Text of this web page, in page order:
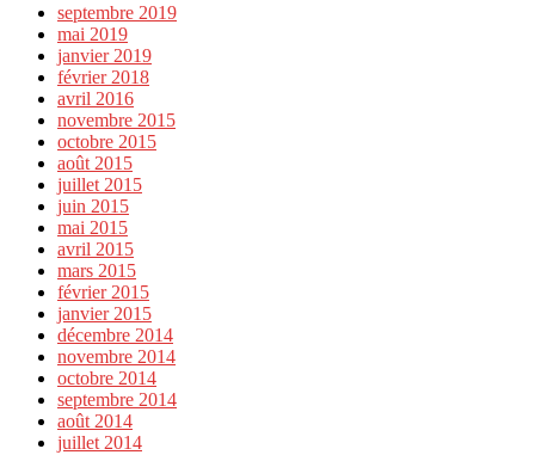
septembre 2019
mai 2019
janvier 2019
février 2018
avril 2016
novembre 2015
octobre 2015
août 2015
juillet 2015
juin 2015
mai 2015
avril 2015
mars 2015
février 2015
janvier 2015
décembre 2014
novembre 2014
octobre 2014
septembre 2014
août 2014
juillet 2014